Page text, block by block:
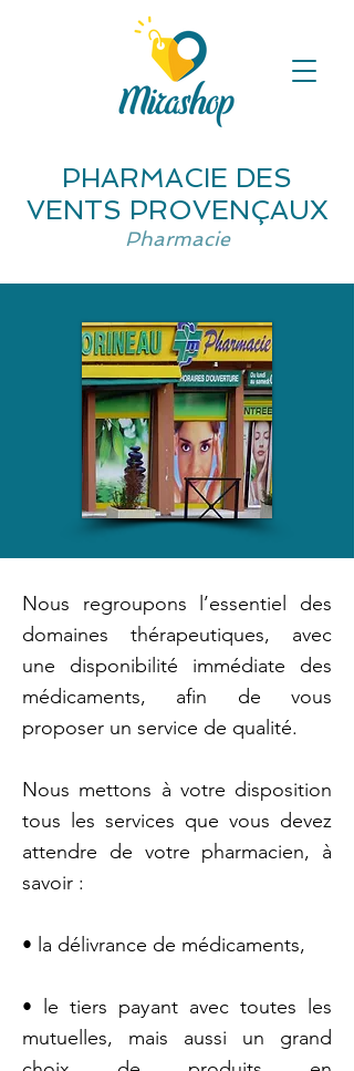
PHARMACIE DES
VENTS PROVENÇAUX
Pharmacie
Nous regroupons l’essentiel des
domaines thérapeutiques, avec
une disponibilité immédiate des
médicaments, afin de vous
proposer un service de qualité.
Nous mettons à votre disposition
tous les services que vous devez
attendre de votre pharmacien, à
savoir :
• la délivrance de médicaments,
• le tiers payant avec toutes les
mutuelles, mais aussi un grand